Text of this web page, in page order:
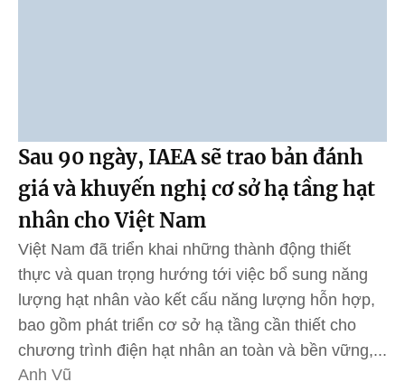
Sau 90 ngày, IAEA sẽ trao bản đánh
giá và khuyến nghị cơ sở hạ tầng hạt
nhân cho Việt Nam
Việt Nam đã triển khai những thành động thiết
thực và quan trọng hướng tới việc bổ sung năng
lượng hạt nhân vào kết cấu năng lượng hỗn hợp,
bao gồm phát triển cơ sở hạ tầng cần thiết cho
chương trình điện hạt nhân an toàn và bền vững,...
Anh Vũ